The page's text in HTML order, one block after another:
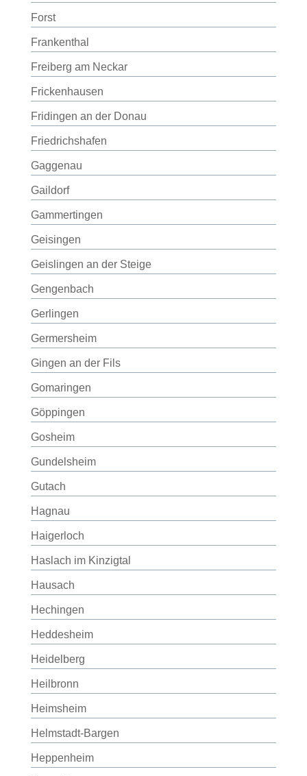
Forst
Frankenthal
Freiberg am Neckar
Frickenhausen
Fridingen an der Donau
Friedrichshafen
Gaggenau
Gaildorf
Gammertingen
Geisingen
Geislingen an der Steige
Gengenbach
Gerlingen
Germersheim
Gingen an der Fils
Gomaringen
Göppingen
Gosheim
Gundelsheim
Gutach
Hagnau
Haigerloch
Haslach im Kinzigtal
Hausach
Hechingen
Heddesheim
Heidelberg
Heilbronn
Heimsheim
Helmstadt-Bargen
Heppenheim